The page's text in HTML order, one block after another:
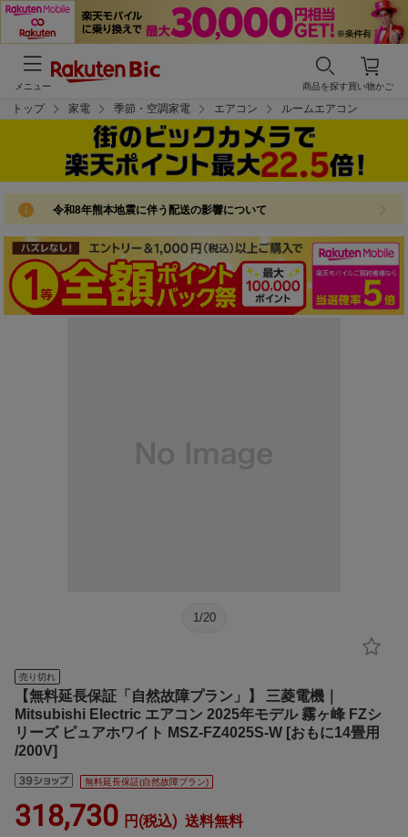
買い物かご
商品を探す
メニュー
トップ 家電 季節・空調家電 エアコン ルームエアコン
令和8年熊本地震に伴う配送の影響について
1 /20
売り切れ
【無料延長保証「自然故障プラン」】 三菱電機｜
Mitsubishi Electric エアコン 2025年モデル 霧ヶ峰 FZシ
リーズ ピュアホワイト MSZ-FZ4025S-W [おもに14畳用
/200V]
無料延長保証(自然故障プラン)
318,730 円(税込) 送料無料